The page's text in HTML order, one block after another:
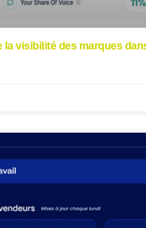
visibilité des marques